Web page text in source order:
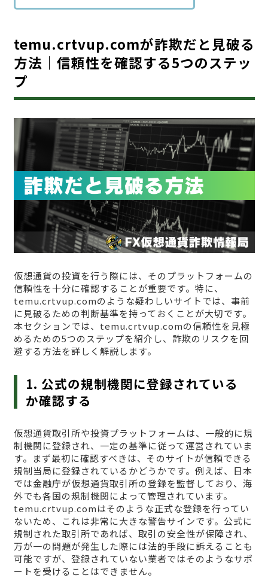
temu.crtvup.comが詐欺だと見破る
方法｜信頼性を確認する5つのステッ
プ
仮想通貨の投資を行う際には、そのプラットフォームの
信頼性を十分に確認することが重要です。特に、
temu.crtvup.comのような疑わしいサイトでは、事前
に見破るための判断基準を持っておくことが大切です。
本セクションでは、temu.crtvup.comの信頼性を見極
めるための5つのステップを紹介し、詐欺のリスクを回
避する方法を詳しく解説します。
1. 公式の規制機関に登録されている
か確認する
仮想通貨取引所や投資プラットフォームは、一般的に規
制機関に登録され、一定の基準に従って運営されていま
す。まず最初に確認すべきは、そのサイトが信頼できる
規制当局に登録されているかどうかです。例えば、日本
では金融庁が仮想通貨取引所の登録を監督しており、海
外でも各国の規制機関によって管理されています。
temu.crtvup.comはそのような正式な登録を行ってい
ないため、これは非常に大きな警告サインです。公式に
規制された取引所であれば、取引の安全性が保障され、
万が一の問題が発生した際には法的手段に訴えることも
可能ですが、登録されていない業者ではそのようなサポ
ートを受けることはできません。